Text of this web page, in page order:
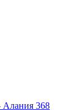
Алания 368